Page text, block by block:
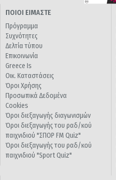
ΠΟΙΟΙ ΕΙΜΑΣΤΕ
Πρόγραμμα
Συχνότητες
Δελτία τύπου
Επικοινωνία
Greece Is
Οικ. Καταστάσεις
Όροι Χρήσης
Προσωπικά Δεδομένα
Cookies
Όροι διεξαγωγής διαγωνισμών
Όροι διεξαγωγής του ραδ/κού
παιχνιδιού "ΣΠΟΡ FM Quiz"
Όροι διεξαγωγής του ραδ/κού
παιχνιδιού "Sport Quiz"